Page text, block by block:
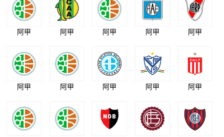
阿甲 阿甲 阿甲 阿甲 阿甲
阿甲 阿甲 阿甲 阿甲 阿甲